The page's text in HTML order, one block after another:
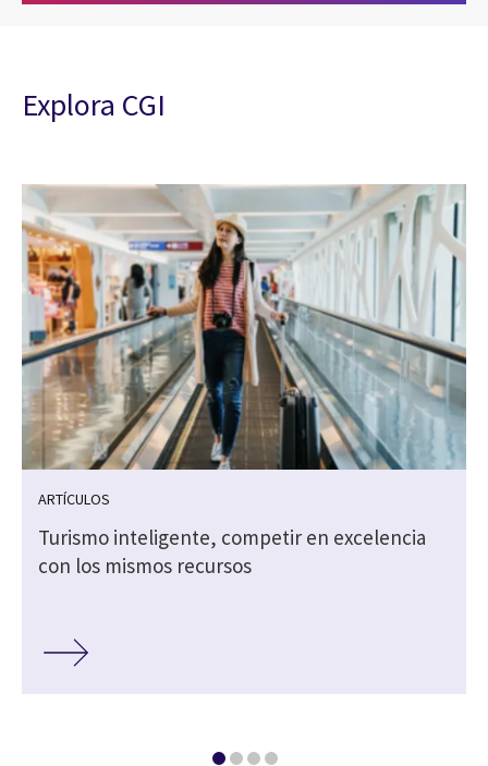
Explora CGI
ARTÍCULOS
Turismo inteligente, competir en excelencia
con los mismos recursos